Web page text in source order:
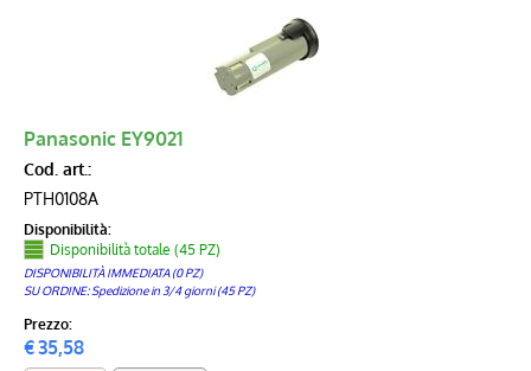
Panasonic EY9021
Cod. art.:
PTH0108A
Disponibilità:
Disponibilità totale (45 PZ)
DISPONIBILITÀ IMMEDIATA (0 PZ)
SU ORDINE: Spedizione in 3/4 giorni (45 PZ)
Prezzo:
€35,58